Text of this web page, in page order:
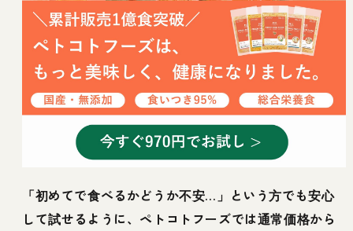
「初めてで食べるかどうか不安…」という方でも安心
して試せるように、ペトコトフーズでは通常価格から